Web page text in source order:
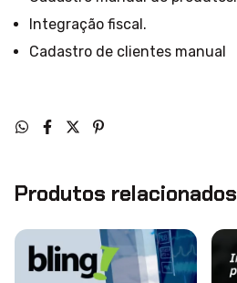
Integração fiscal.
Cadastro de clientes manual
Produtos relacionados